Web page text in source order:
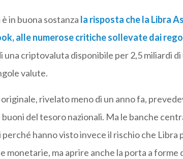
in buona sostanza la risposta che la Libra
alle numerose critiche sollevate dai
una criptovaluta disponibile per 2,5 miliardi
valute.
originale, rivelato meno di un anno fa,
buoni del tesoro nazionali. Ma le banche
hanno visto invece il rischio che Libra
monetarie, ma aprire anche la porta a